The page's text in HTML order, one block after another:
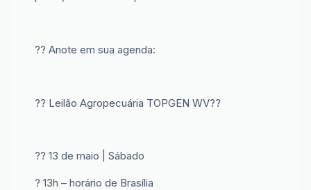
?? Anote em sua agenda:
?? Leilão Agropecuária TOPGEN WV??
?? 13 de maio | Sábado
? 13h – horário de Brasília